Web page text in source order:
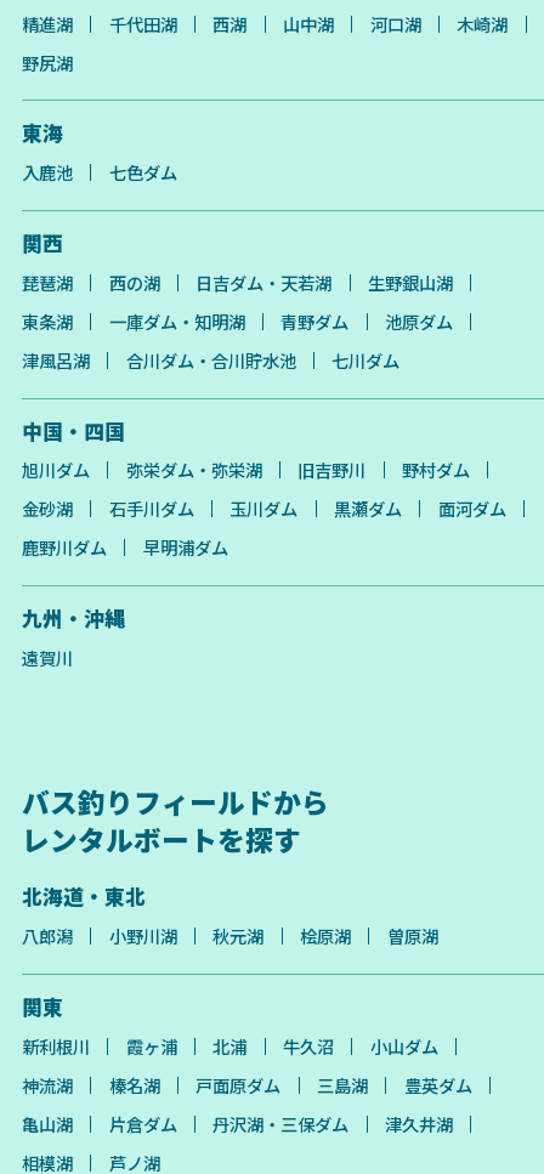
精進湖 千代田湖 西湖 山中湖 河口湖
木崎湖
野尻湖
東海
入鹿池 七色ダム
関西
琵琶湖 西の湖 日吉ダム・天若湖
生野銀山湖
東条湖
一庫ダム・知明湖 青野ダム
池原ダム
津風呂湖
合川ダム・合川貯水池 七川ダム
中国・四国
旭川ダム 弥栄ダム・弥栄湖 旧吉野川
野村ダム
金砂湖
石手川ダム 玉川ダム 黒瀬ダム
面河ダム
鹿野川ダム
早明浦ダム
九州・沖縄
遠賀川
バス釣りフィールドから
レンタルボートを探す
北海道・東北
八郎潟 小野川湖 秋元湖 桧原湖 曽原湖
関東
新利根川 霞ヶ浦 北浦 牛久沼
小山ダム
神流湖
榛名湖 戸面原ダム 三島湖
豊英ダム
亀山湖
片倉ダム 丹沢湖・三保ダム
津久井湖
相模湖
芦ノ湖